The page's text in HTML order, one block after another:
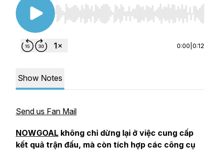
Use Left/Right to seek, Home/End to jump to
0:00 0:12
Show Notes
Send us Fan Mail
NOWGOAL không chỉ dừng lại ở việc cung cấp
kết quả trận đấu, mà còn tích hợp các công cụ